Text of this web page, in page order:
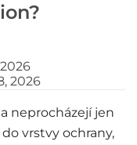
2026
neprocházejí jen
vrstvy ochrany,